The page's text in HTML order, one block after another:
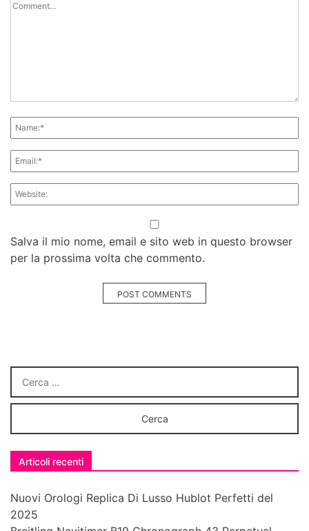
Salva il mio nome, email e sito web in questo browser
per la prossima volta che commento.
POST COMMENTS
Articoli recenti
Nuovi Orologi Replica Di Lusso Hublot Perfetti del
2025